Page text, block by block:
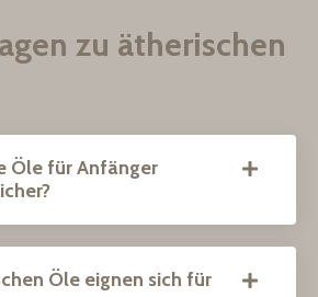
zu ätherischen
Öle für Anfänger
Öle eignen sich für